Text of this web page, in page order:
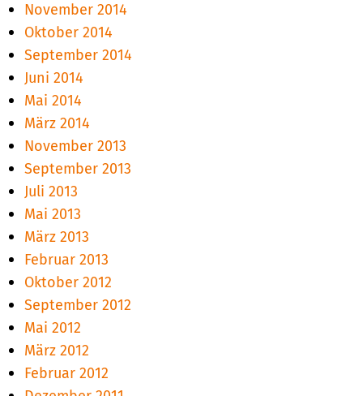
November 2014
Oktober 2014
September 2014
Juni 2014
Mai 2014
März 2014
November 2013
September 2013
Juli 2013
Mai 2013
März 2013
Februar 2013
Oktober 2012
September 2012
Mai 2012
März 2012
Februar 2012